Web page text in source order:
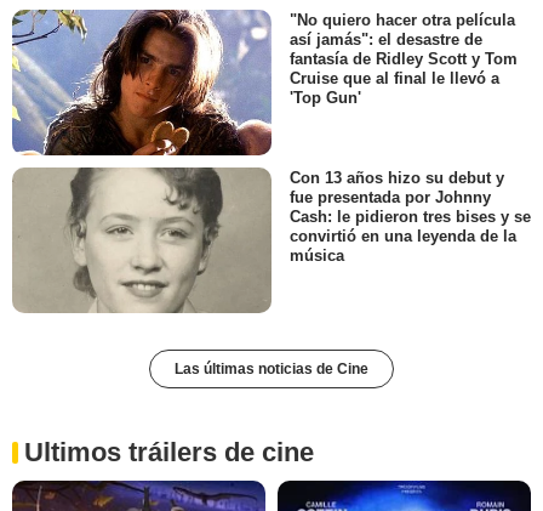
"No quiero hacer otra película
así jamás": el desastre de
fantasía de Ridley Scott y Tom
Cruise que al final le llevó a
'Top Gun'
Con 13 años hizo su debut y
fue presentada por Johnny
Cash: le pidieron tres bises y se
convirtió en una leyenda de la
música
Las últimas noticias de Cine
Ultimos tráilers de cine